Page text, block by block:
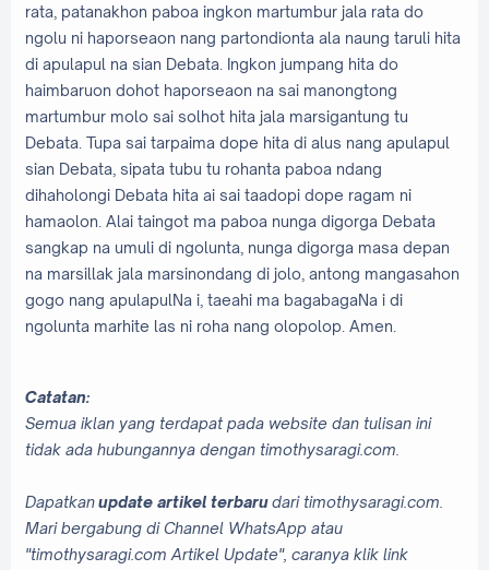
rata, patanakhon paboa ingkon martumbur jala rata do
ngolu ni haporseaon nang partondionta ala naung taruli hita
di apulapul na sian Debata. Ingkon jumpang hita do
haimbaruon dohot haporseaon na sai manongtong
martumbur molo sai solhot hita jala marsigantung tu
Debata. Tupa sai tarpaima dope hita di alus nang apulapul
sian Debata, sipata tubu tu rohanta paboa ndang
dihaholongi Debata hita ai sai taadopi dope ragam ni
hamaolon. Alai taingot ma paboa nunga digorga Debata
sangkap na umuli di ngolunta, nunga digorga masa depan
na marsillak jala marsinondang di jolo, antong mangasahon
gogo nang apulapulNa i, taeahi ma bagabagaNa i di
ngolunta marhite las ni roha nang olopolop. Amen.
Catatan:
Semua iklan yang terdapat pada website dan tulisan ini
tidak ada hubungannya dengan timothysaragi.com.
Dapatkanupdate artikel terbarudari timothysaragi.com.
Mari bergabung di Channel WhatsApp atau
"timothysaragi.com Artikel Update", caranya klik link